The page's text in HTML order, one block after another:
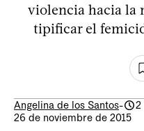
violencia hacia la
tipificar el
Angelina de los Santos-
2
26 de noviembre de 2015